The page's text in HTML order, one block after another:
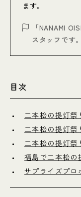
ます。
「NANAMI
スタッフです。
目次
二本松の提灯祭
二本松の提灯祭
二本松の提灯祭
福島で二本松の
サプライズプロ